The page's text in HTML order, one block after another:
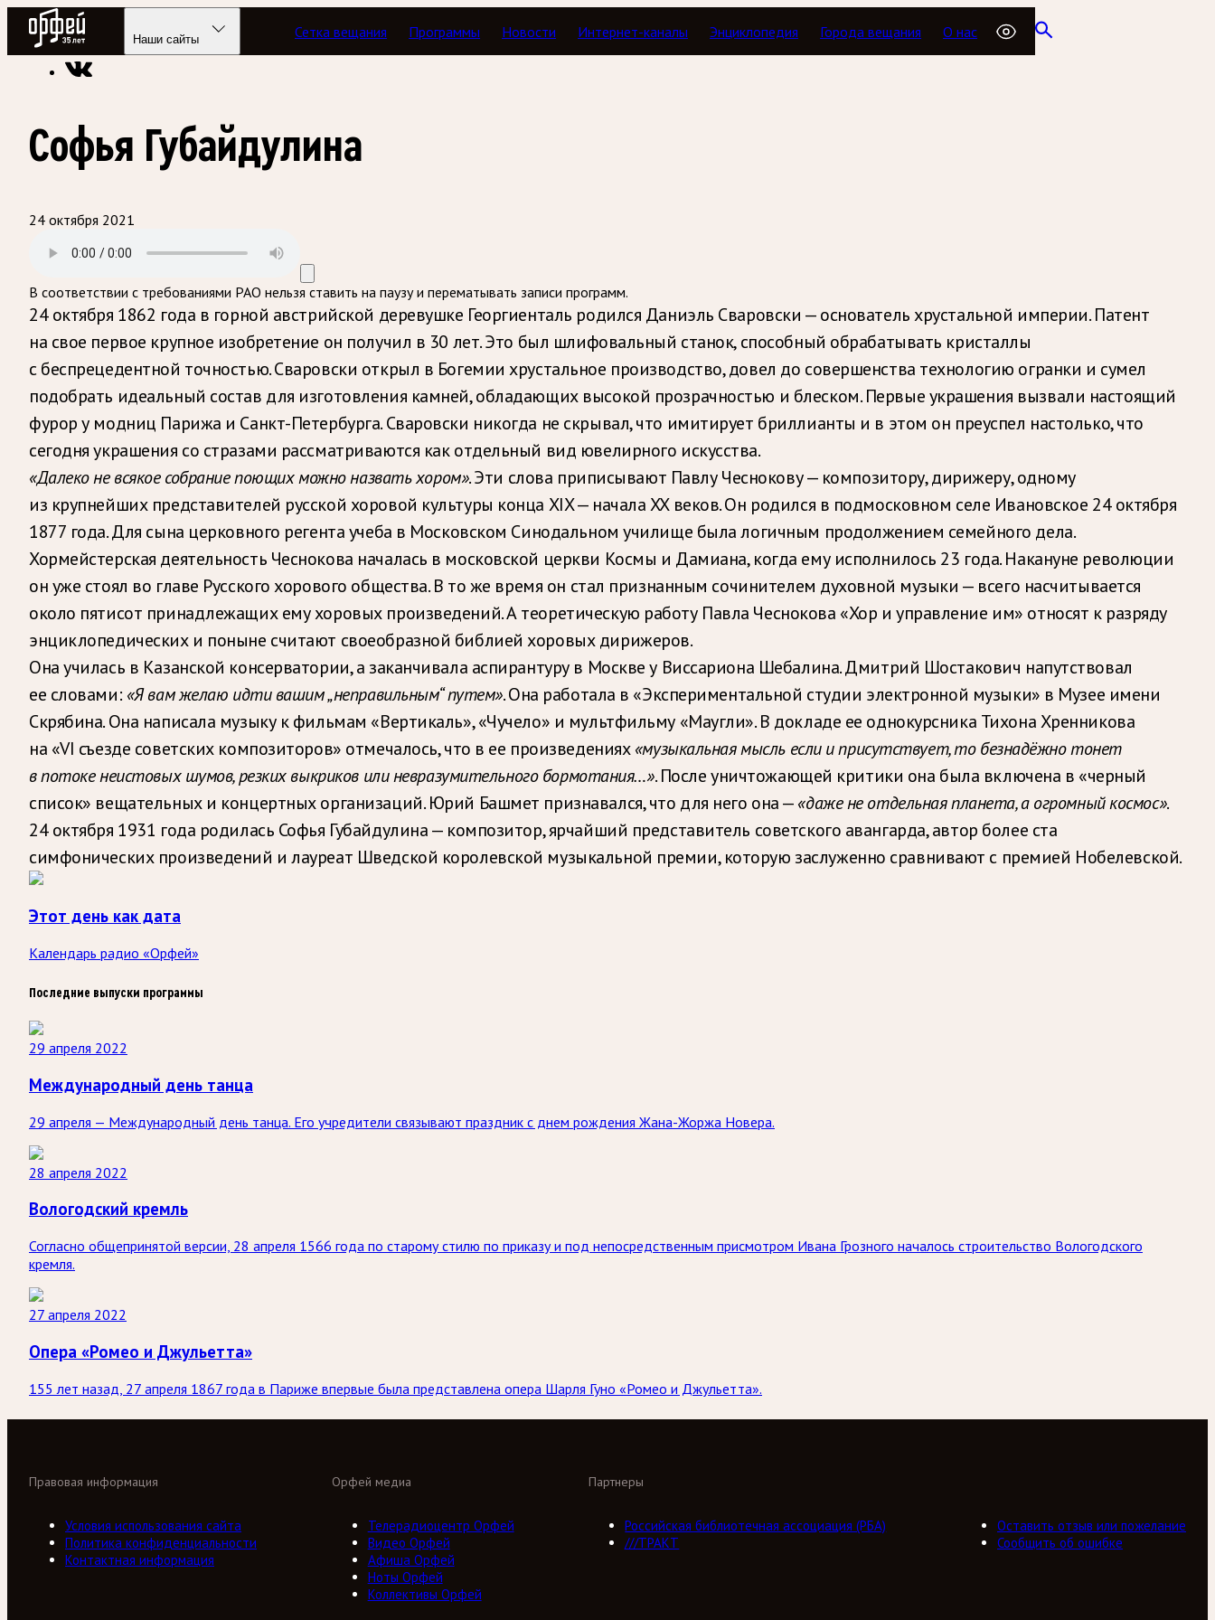
Радио Орфей
Наши сайты Сетка вещания Программы Новости Интернет-каналы Энциклопедия Города вещания О нас
Радио классической музыки «Орфей» Подкасты Этот день как дата
Софья Губайдулина
24 октября 2021
В соответствии с требованиями РАО нельзя ставить на паузу и перематывать записи программ.
24 октября 1862 года в горной австрийской деревушке Георгиенталь родился Даниэль Сваровски — основатель хрустальной империи. Патент
на свое первое крупное изобретение он получил в 30 лет. Это был шлифовальный станок, способный обрабатывать кристаллы
с беспрецедентной точностью. Сваровски открыл в Богемии хрустальное производство, довел до совершенства технологию огранки и сумел
подобрать идеальный состав для изготовления камней, обладающих высокой прозрачностью и блеском. Первые украшения вызвали настоящий
фурор у модниц Парижа и Санкт-Петербурга. Сваровски никогда не скрывал, что имитирует бриллианты и в этом он преуспел настолько, что
сегодня украшения со стразами рассматриваются как отдельный вид ювелирного искусства.
«Далеко не всякое собрание поющих можно назвать хором». Эти слова приписывают Павлу Чеснокову — композитору, дирижеру, одному
из крупнейших представителей русской хоровой культуры конца XIX — начала XX веков. Он родился в подмосковном селе Ивановское 24 октября
1877 года. Для сына церковного регента учеба в Московском Синодальном училище была логичным продолжением семейного дела.
Хормейстерская деятельность Чеснокова началась в московской церкви Космы и Дамиана, когда ему исполнилось 23 года. Накануне революции
он уже стоял во главе Русского хорового общества. В то же время он стал признанным сочинителем духовной музыки — всего насчитывается
около пятисот принадлежащих ему хоровых произведений. А теоретическую работу Павла Чеснокова «Хор и управление им» относят к разряду
энциклопедических и поныне считают своеобразной библией хоровых дирижеров.
Она училась в Казанской консерватории, а заканчивала аспирантуру в Москве у Виссариона Шебалина. Дмитрий Шостакович напутствовал
ее словами: «Я вам желаю идти вашим „неправильным“ путем». Она работала в «Экспериментальной студии электронной музыки» в Музее имени
Скрябина. Она написала музыку к фильмам «Вертикаль», «Чучело» и мультфильму «Маугли». В докладе ее однокурсника Тихона Хренникова
на «VI съезде советских композиторов» отмечалось, что в ее произведениях«музыкальная мысль если и присутствует, то безнадёжно тонет
в потоке неистовых шумов, резких выкриков или невразумительного бормотания…». После уничтожающей критики она была включена в «черный
список» вещательных и концертных организаций. Юрий Башмет признавался, что для него она —«даже не отдельная планета, а огромный космос».
24 октября 1931 года родилась Софья Губайдулина — композитор, ярчайший представитель советского авангарда, автор более ста
симфонических произведений и лауреат Шведской королевской музыкальной премии, которую заслуженно сравнивают с премией Нобелевской.
Этот день как дата
Календарь радио «Орфей»
Последние выпуски программы
29 апреля 2022
Международный день танца
29 апреля — Международный день танца. Его учредители связывают праздник с днем рождения Жана-Жоржа Новера.
28 апреля 2022
Вологодский кремль
Согласно общепринятой версии, 28 апреля 1566 года по старому стилю по приказу и под непосредственным присмотром Ивана Грозного началось строительство Вологодского
кремля.
27 апреля 2022
Опера «Ромео и Джульетта»
155 лет назад, 27 апреля 1867 года в Париже впервые была представлена опера Шарля Гуно «Ромео и Джульетта».
Орфей медиа
Телерадиоцентр Орфей
Видео Орфей
Афиша Орфей
Ноты Орфей
Коллективы Орфей
Партнеры
Российская библиотечная ассоциация (РБА)
///ТРАКТ
Правовая информация
Условия использования сайта
Политика конфиденциальности
Контактная информация
Оставить отзыв или пожелание
Сообщить об ошибке